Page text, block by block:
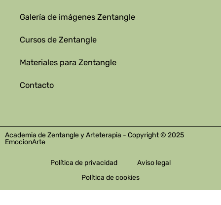
Galería de imágenes Zentangle
Cursos de Zentangle
Materiales para Zentangle
Contacto
Academia de Zentangle y Arteterapia - Copyright © 2025
EmocionArte
Política de privacidad
Aviso legal
Política de cookies